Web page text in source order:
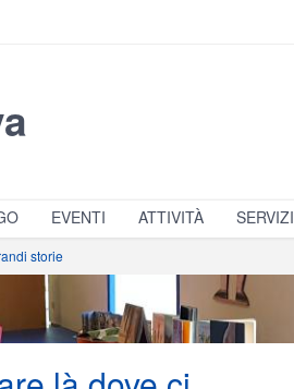
EVENTI ATTIVITÀ SERVIZI
storie